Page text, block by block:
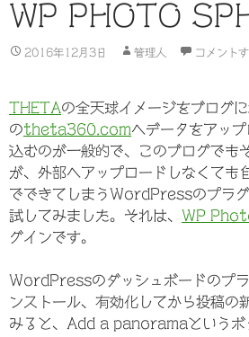
WP PHOTO
2016年12月3日 管理人 コメントす
THETAの全天球イメージをブログ
のtheta360.comへデータをアッ
込むのが一般的で、このブログでも
が、外部へアップロードしなくても
でできてしまうWordPressのプラ
試してみました。それは、 WP
グインです。
WordPressのダッシュボードのプ
ンストール、有効化してから投稿の
みると、Add a panoramaというボ